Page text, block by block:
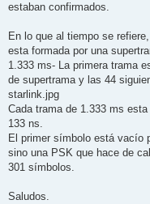
estaban confirmados.
En lo que al tiempo se
esta formada por una
1.333 ms- La primera trama
de supertrama y las 44
starlink.jpg
Cada trama de 1.333 ms
133 ns.
El primer símbolo está vacío
sino una PSK que hace de
301 símbolos.
Saludos.